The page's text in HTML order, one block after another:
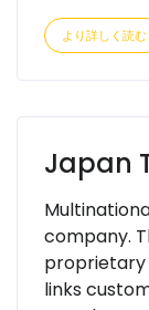
より詳しく読む
Japan
company.
links